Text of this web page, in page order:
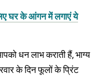
घर के आंगन में लगाएं ये
धन लाभ कराती हैं, भाग्य
के दिन फूलों के प्रिंट